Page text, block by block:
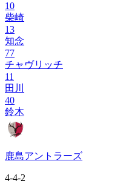
10
柴崎
13
知念
77
チャヴリッチ
11
田川
40
鈴木
鹿島アントラーズ
4-4-2